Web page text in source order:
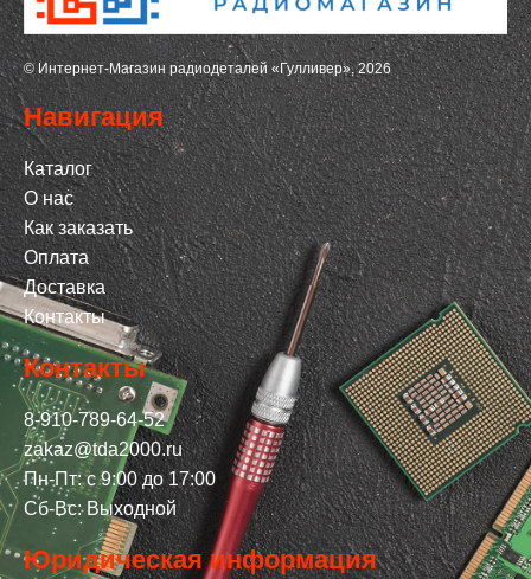
© Интернет-Магазин радиодеталей «Гулливер», 2026
Навигация
Каталог
О нас
Как заказать
Оплата
Доставка
Контакты
Контакты
8-910-789-64-52
zakaz@tda2000.ru
Пн-Пт: с 9:00 до 17:00
Сб-Вс: Выходной
Юридическая информация